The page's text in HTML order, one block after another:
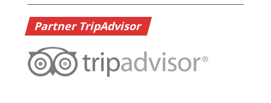
Partner TripAdvisor